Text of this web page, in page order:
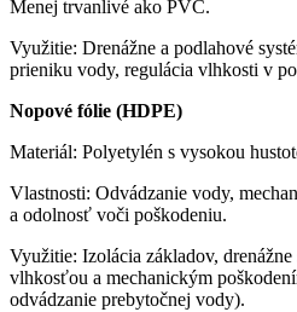
Menej trvanlivé ako PVC.
Využitie: Drenážne a podlahové
prieniku vody, regulácia vlhkosti v
Nopové fólie (HDPE)
Materiál: Polyetylén s vysokou
Vlastnosti: Odvádzanie vody,
a odolnosť voči poškodeniu.
Využitie: Izolácia základov, drenážne
vlhkosťou a mechanickým
odvádzanie prebytočnej vody).